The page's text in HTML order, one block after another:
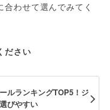
わせて選んでみてく
ださい
ルランキングTOP5！ジ
びやすい